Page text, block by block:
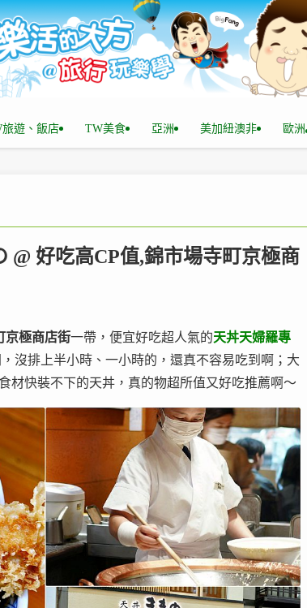
旅遊、飯店 TW美食 亞洲 美加紐澳非 歐洲
好吃高CP值,錦市場寺町京極商
京極商店街一帶，便宜好吃超人氣的天丼天婦羅專
沒排上半小時、一小時的，還真不容易吃到啊；大
材快裝不下的天丼，真的物超所值又好吃推薦啊～